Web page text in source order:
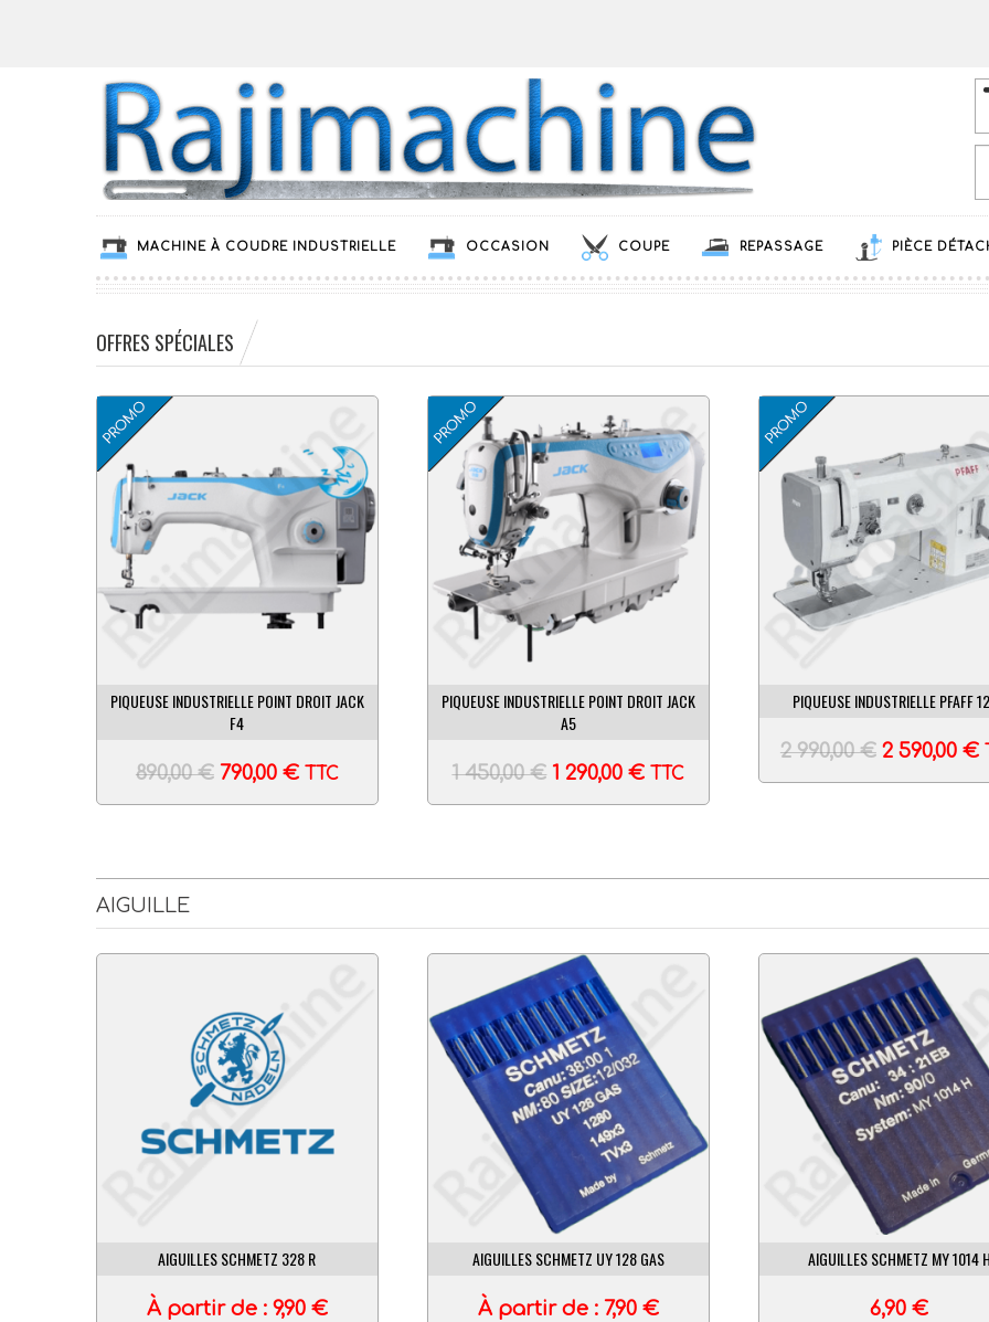
MACHINE À COUDRE INDUSTRIELLE OCCASION COUPE REPASSAGE PIÈCE
OFFRES SPÉCIALES
PIQUEUSE INDUSTRIELLE POINT DROIT JACK
F4
890,00€ 790,00 € TTC
PIQUEUSE INDUSTRIELLE POINT DROIT JACK
A5
1 450,00€ 1 290,00€ TTC
PIQUEUSE INDUSTRIELLE PFAFF
2 990,00€ 2 590,00 €
AIGUILLE
AIGUILLES SCHMETZ UY 128 GAS
À partir de : 7,90 €
AIGUILLES SCHMETZ MY 1014 H
6,90€
AIGUILLES SCHMETZ 501 (SC)
5,90€